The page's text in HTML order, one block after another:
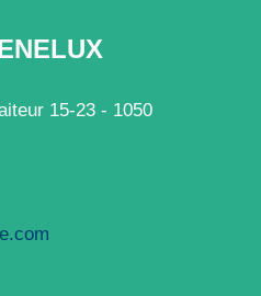
15-23 - 1050